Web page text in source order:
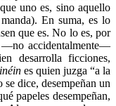
uno es, sino aquello
En suma, es lo
que es. No lo es, por
—no accidentalmente—
desarrolla ficciones,
es quien juzga “a la
dice, desempeñan un
papeles desempeñan,